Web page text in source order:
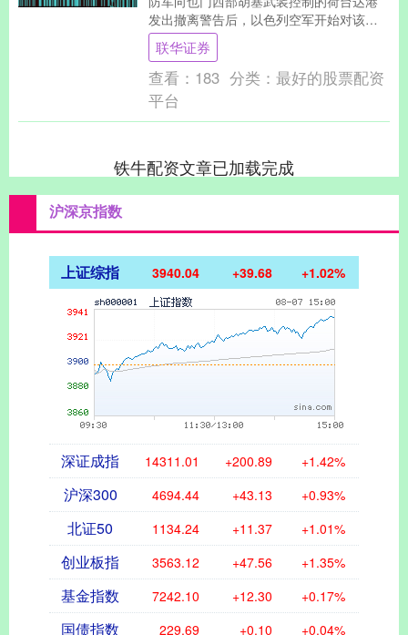
发出撤离警告后，以色列空军开始对该地
区发动袭击。 举报 相关阅读 白宫：在以色
列对卡塔....
联华证券
查看： 183 分类： 最好的股票配资
平台
铁牛配资文章已加载完成
沪深京指数
上证综指 3940.04 +39.68 +1.02%
深证成指 14311.01 +200.89 +1.42%
沪深300 4694.44 +43.13 +0.93%
北证50 1134.24 +11.37 +1.01%
创业板指 3563.12 +47.56 +1.35%
基金指数 7242.10 +12.30 +0.17%
国债指数 229.69 +0.10 +0.04%